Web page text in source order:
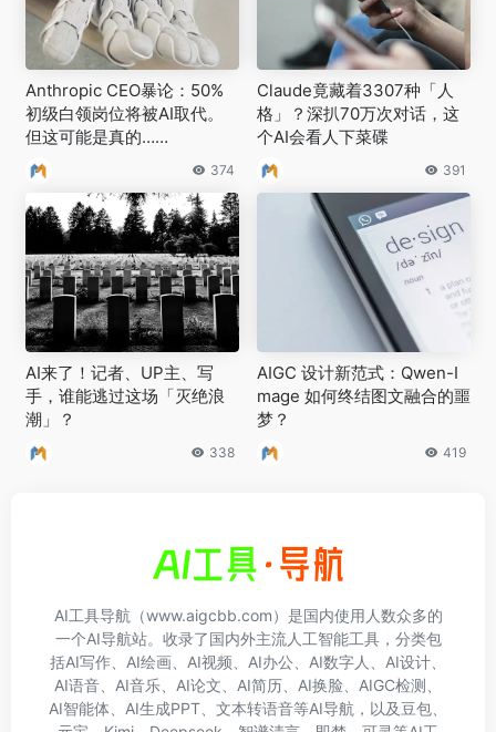
Anthropic CEO暴论：50%
初级白领岗位将被AI取代。
但这可能是真的……
374
Claude竟藏着3307种「人
格」？深扒70万次对话，这
个AI会看人下菜碟
391
AI来了！记者、UP主、写
手，谁能逃过这场「灭绝浪
潮」？
338
AIGC 设计新范式：Qwen-I
mage 如何终结图文融合的噩
梦？
419
AI工具导航（www.aigcbb.com）是国内使用人数众多的
一个AI导航站。收录了国内外主流人工智能工具，分类包
括AI写作、AI绘画、AI视频、AI办公、AI数字人、AI设计、
AI语音、AI音乐、AI论文、AI简历、AI换脸、AIGC检测、
AI智能体、AI生成PPT、文本转语音等AI导航，以及豆包、